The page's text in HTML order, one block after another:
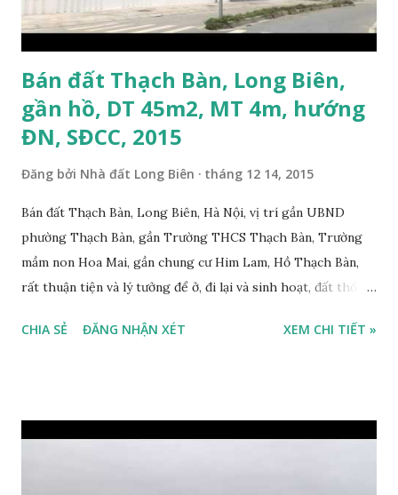
Bán đất Thạch Bàn, Long Biên,
gần hồ, DT 45m2, MT 4m, hướng
ĐN, SĐCC, 2015
Đăng bởi Nhà đất Long Biên tháng 12 14, 2015
Bán đất Thạch Bàn, Long Biên, Hà Nội, vị trí gần UBND
phường Thạch Bàn, gần Trường THCS Thạch Bàn, Trường
mầm non Hoa Mai, gần chung cư Him Lam, Hồ Thạch Bàn,
rất thuận tiện và lý tưởng để ở, đi lại và sinh hoạt, đất thổ cư,
4,9m, ô tô đi qua không phải quay đầu, Sổ đỏ chính chủ, giá
Thạch Bàn - 18 tầng, 2015
CHIA SẺ ĐĂNG NHẬN XÉT XEM CHI TIẾT »